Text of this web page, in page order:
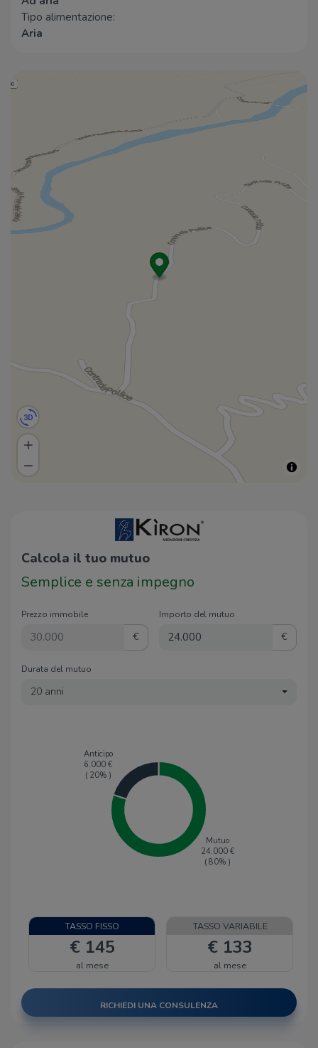
Tipo alimentazione:
Aria
Calcola il tuo mutuo
Semplice e senza impegno
Prezzo immobile
€
Importo del mutuo
€
Durata del mutuo
20 anni
Anticipo
6.000 €
( 20% )
Mutuo
24.000 €
(80% )
TASSO FISSO
€ 145
al mese
TASSO VARIABILE
€ 133
al mese
RICHIEDI UNA CONSULENZA